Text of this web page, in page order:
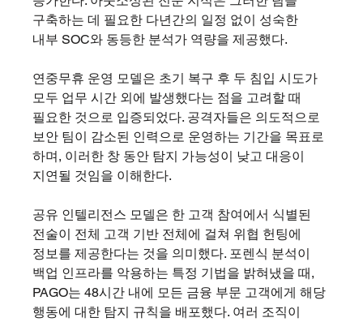
구축하는 데 필요한 다년간의 일정 없이 성숙한
내부 SOC와 동등한 분석가 역량을 제공했다.
연중무휴 운영 모델은 초기 복구 후 두 침입 시도가
모두 업무 시간 외에 발생했다는 점을 고려할 때
필요한 것으로 입증되었다. 공격자들은 의도적으로
보안 팀이 감소된 인력으로 운영하는 기간을 목표로
하며, 이러한 창 동안 탐지 가능성이 낮고 대응이
지연될 것임을 이해한다.
공유 인텔리전스 모델은 한 고객 참여에서 식별된
전술이 전체 고객 기반 전체에 걸쳐 위협 헌팅에
정보를 제공한다는 것을 의미했다. 포렌식 분석이
백업 인프라를 악용하는 특정 기법을 밝혀냈을 때,
PAGO는 48시간 내에 모든 금융 부문 고객에게 해당
행동에 대한 탐지 규칙을 배포했다. 여러 조직이